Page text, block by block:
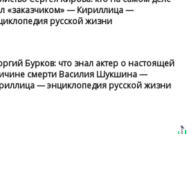
«заказчиком» — Кириллица —
русской жизни
Бурков: что знал актер о настоящей
смерти Василия Шукшина —
— энциклопедия русской жизни